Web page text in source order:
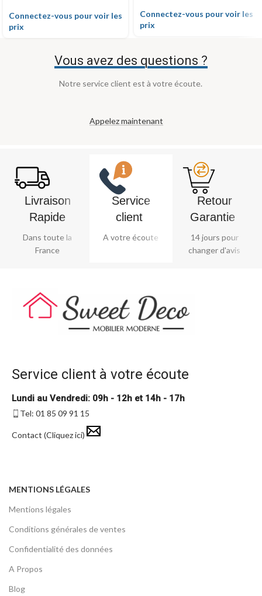
Connectez-vous pour voir les
prix
Connectez-vous pour voir les
prix
Vous avez des questions ?
Notre service client est à votre écoute.
Appelez maintenant
Livraison
Rapide
Dans toute la
France
Service
client ​
A votre écoute
Retour
Garantie ​
14 jours pour
changer d'avis
Service client à votre écoute
Lundi au Vendredi: 09h - 12h et 14h - 17h
Tel: 01 85 09 91 15
Contact (Cliquez ici)
MENTIONS LÉGALES
Mentions légales
Conditions générales de ventes
Confidentialité des données
A Propos
Blog